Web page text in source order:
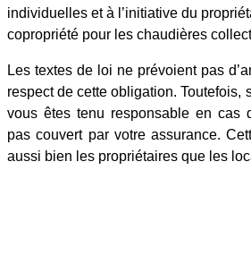
individuelles et à l’initiative du
copropriété pour les chaudières
Les textes de loi ne prévoient pas
respect de cette obligation. Toutefois,
vous êtes tenu responsable en cas
pas couvert par votre assurance.
aussi bien les propriétaires que les